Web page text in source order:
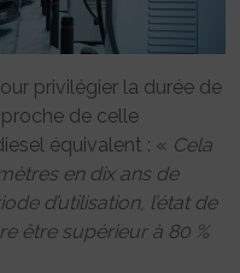
privilégier la durée de
de celle
équivalent : « Cela
en dix ans de
d’utilisation, l’état de
être supérieur à 80 %